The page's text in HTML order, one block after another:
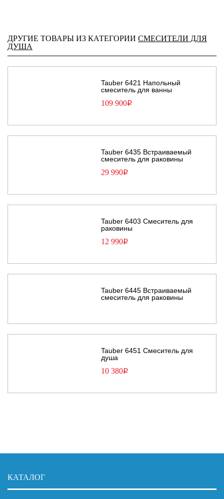
ДРУГИЕ ТОВАРЫ ИЗ КАТЕГОРИИ CМЕСИТЕЛИ ДЛЯ
ДУША
Tauber 6421 Напольный
смеситель для ванны
109 900Р
Tauber 6435 Встраиваемый
смеситель для раковины
29 990Р
Tauber 6403 Смеситель для
раковины
12 990Р
Tauber 6445 Встраиваемый
смеситель для раковины
Tauber 6451 Смеситель для
душа
10 380Р
КАТАЛОГ